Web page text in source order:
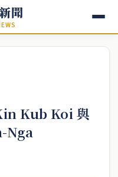
聞
Kub Koi 與
Nga